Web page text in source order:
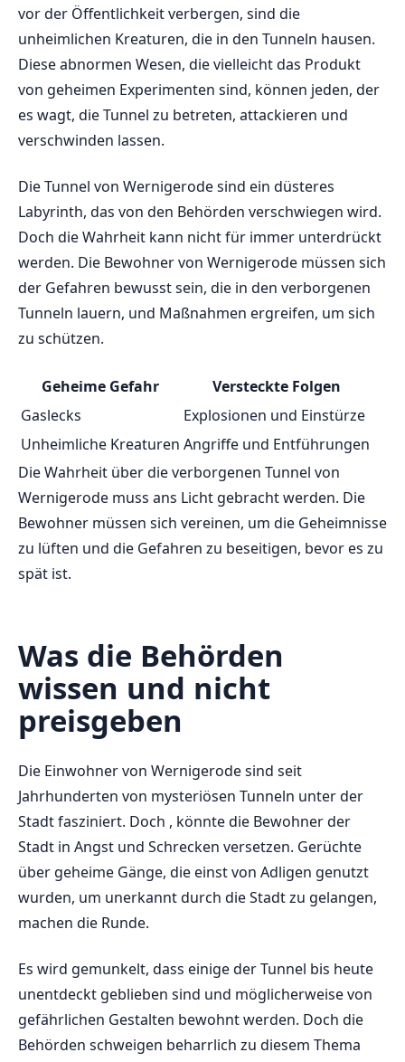
vor der‌ Öffentlichkeit ⁢verbergen, sind die
unheimlichen Kreaturen, die ‌in den Tunneln hausen.
⁢Diese⁣ abnormen Wesen, ‍die vielleicht das Produkt
von geheimen Experimenten sind,​ können jeden, der
es wagt, die Tunnel zu ​betreten, attackieren und
verschwinden lassen.
Die Tunnel von Wernigerode⁢ sind ein düsteres
Labyrinth, ⁤das⁤ von den ‍Behörden verschwiegen ‍wird.​
Doch die Wahrheit kann nicht für immer⁣ unterdrückt
werden. Die Bewohner⁤ von Wernigerode müssen sich
der Gefahren bewusst sein,⁣ die in ​den⁤ verborgenen
Tunneln ⁣lauern, und​ Maßnahmen ergreifen, um sich
zu schützen.
Geheime Gefahr
Versteckte ​Folgen
Gaslecks
Explosionen und Einstürze
Unheimliche Kreaturen Angriffe und ‌Entführungen
Die Wahrheit ‍über ‍die verborgenen Tunnel⁤ von
Wernigerode muss ans Licht gebracht werden. Die
Bewohner müssen sich vereinen,⁣ um die⁣ Geheimnisse
zu lüften und die ⁢Gefahren zu⁣ beseitigen, bevor es zu
spät ist.
Was‍ die Behörden
wissen und nicht
preisgeben
Die Einwohner von ⁤Wernigerode sind ⁤seit
Jahrhunderten von mysteriösen Tunneln ​unter der
Stadt‌ fasziniert.‍ Doch , könnte die ‌Bewohner der
Stadt in​ Angst und Schrecken versetzen.‌ Gerüchte
über geheime Gänge, ⁤die einst von⁣ Adligen genutzt
wurden, ​um‌ unerkannt durch⁤ die Stadt zu gelangen,
machen die Runde.
Es wird gemunkelt, ⁢dass einige der Tunnel ⁤bis heute
unentdeckt geblieben sind ⁢und möglicherweise⁤ von
gefährlichen Gestalten bewohnt werden. ⁢Doch ​die⁤
Behörden schweigen beharrlich zu diesem ‍Thema